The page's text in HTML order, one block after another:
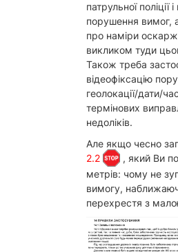
патрульної поліції
порушення вимог,
про наміри
викликом туди
Також треба
відеофіксацію
геолокації/дати/
термінових
недоліків.
Але якщо чесно
2.2
, який Ви
метрів: чому не
вимогу,
перехрестя з